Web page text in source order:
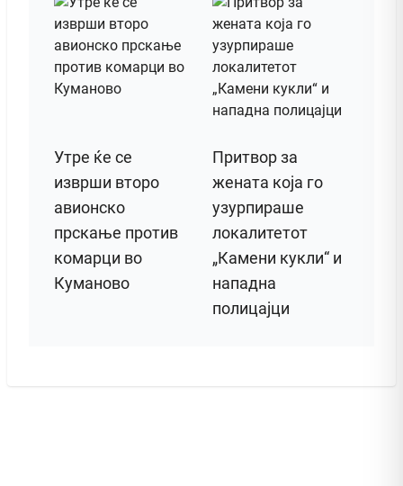
Утре ќе се
изврши второ
авионско
прскање против
комарци во
Куманово
Притвор за
жената која го
узурпираше
локалитетот
„Камени кукли“ и
нападна
полицајци